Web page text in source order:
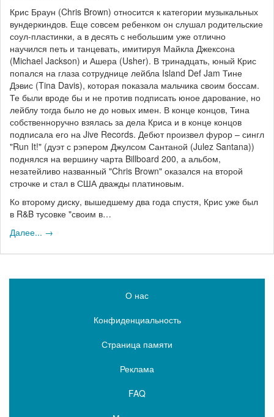
Крис Браун (Chris Brown) относится к категории музыкальных
вундеркиндов. Еще совсем ребенком он слушал родительские
соул-пластинки, а в десять с небольшим уже отлично
научился петь и танцевать, имитируя Майкла Джексона
(Michael Jackson) и Ашера (Usher). В тринадцать, юный Крис
попался на глаза сотруднице лейбла Island Def Jam Тине
Дэвис (Tina Davis), которая показала мальчика своим боссам.
Те были вроде бы и не против подписать юное дарование, но
лейблу тогда было не до новых имен. В конце концов, Тина
собственноручно взялась за дела Криса и в конце концов
подписала его на Jive Records. Дебют произвел фурор – сингл
"Run It!" (дуэт с рэпером Джулсом Сантаной (Julez Santana))
поднялся на вершину чарта Billboard 200, а альбом,
незатейливо названный "Chris Brown" оказался на второй
строчке и стал в США дважды платиновым.
Ко второму диску, вышедшему два года спустя, Крис уже был
в R&B тусовке "своим в…
Далее... →
О нас
Конфиденциальность
Страница памяти
Реклама
FAQ